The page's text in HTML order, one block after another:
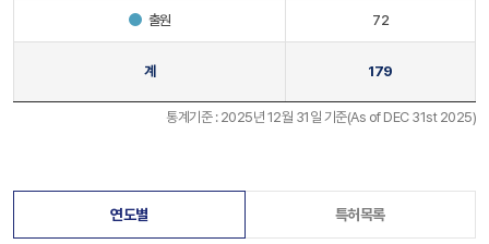
출원 72
계 179
통계기준 : 2025년 12월 31일 기준(As of DEC 31st 2025)
연도별 특허목록